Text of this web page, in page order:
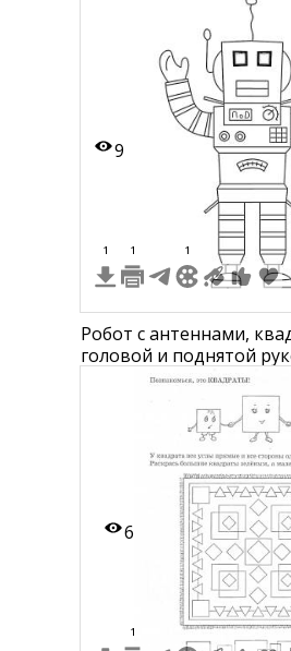
полумесяцы, трапеции)
9
1 1 1
Робот с антеннами,
головой и поднятой
6
1